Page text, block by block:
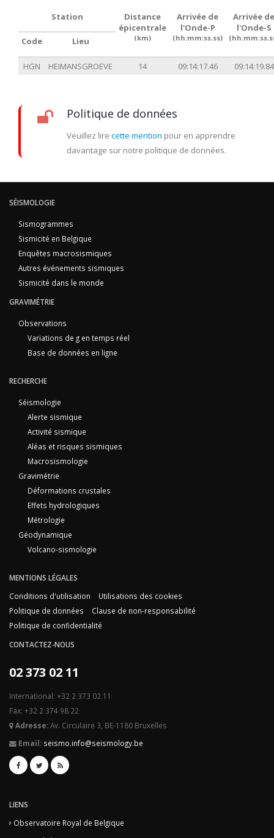
Station
Distance
épicentrale
(km)
Arrivée de
l'Onde-P
(hh:mm:ss.ss)
Arrivée de
l'Onde-S
Code Lieu
HGN HEIMANSGROEVE 14 09:14:17.46 09:14:19.84
Politique de données
Veuillez lire cette mention pour en apprendre
davantage sur notre politique de données.
SÉISMOLOGIE
Sismogrammes
Sismicité en Belgique
Enquêtes macrosismiques
Autres événements sismiques
Sismicité dans le monde
GRAVIMÉTRIE
Observations
Variations de g en temps réel
Base de données en ligne
RECHERCHE
Séismologie
Alerte sismique
Activité sismique
Aléas et risques sismiques
Macrosismologie
Gravimétrie
Déformations crustales
Effets hydrologiques
Métrologie
Géodynamique
Volcano-sismologie
MENTIONS LÉGALES
Conditions d'utilisation
Utilisations des cookies
Politique de données
Clause de non-responsabilité
Politique de confidentialité
CONTACTEZ-NOUS
02 373 02 11
International: +32 2 373 02 11
Fax: +32 2 374 98 22
Adresse:Av. Circulaire 3, BE-1180 Bruxelles
Email: seismo.info@seismology.be
LIENS
Observatoire Royal de Belgique